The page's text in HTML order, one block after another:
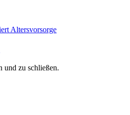
und zu schließen.